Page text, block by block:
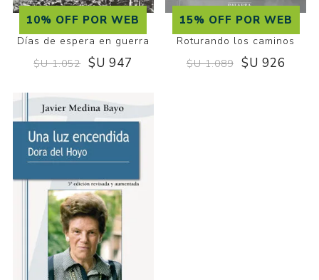
10% OFF POR WEB
Días de espera en guerra
$U 1.052 $U 947
15% OFF POR WEB
Roturando los caminos
$U 1.089 $U 926